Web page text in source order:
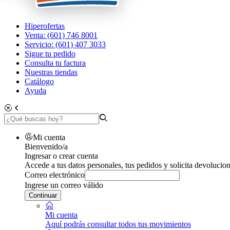
Hiperofertas
Venta: (601) 746 8001
Servicio: (601) 407 3033
Sigue tu pedido
Consulta tu factura
Nuestras tiendas
Catálogo
Ayuda
Mi cuenta
Bienvenido/a
Ingresar o crear cuenta
Accede a tus datos personales, tus pedidos y solicita
Correo electrónico
Ingrese un correo válido
Continuar
Mi cuenta
Aquí podrás consultar todos tus movimientos